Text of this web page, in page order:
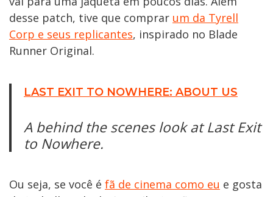
desse patch, tive que comprar um da Tyrell
Corp e seus replicantes, inspirado no Blade
Runner Original.
LAST EXIT TO NOWHERE: ABOUT US
A behind the scenes look at Last Exit
to Nowhere.
Ou seja, se você é fã de cinema como eu e gosta